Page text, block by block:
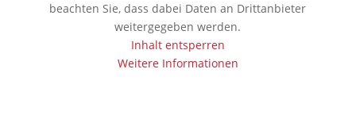
beachten Sie, dass dabei Daten an Drittanbieter
weitergegeben werden.
Inhalt entsperren
Weitere Informationen